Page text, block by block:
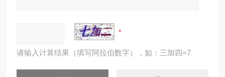
请输入计算结果（填写阿拉伯数字），如：三加四=7